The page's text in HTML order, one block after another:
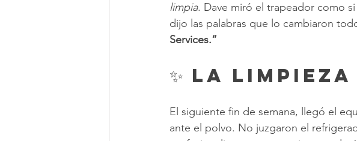
limpia. Dave miró el trapeador como
dijo las palabras que lo cambiaron
Services.”
✨ La
El siguiente fin de semana, llegó el
ante el polvo. No juzgaron el